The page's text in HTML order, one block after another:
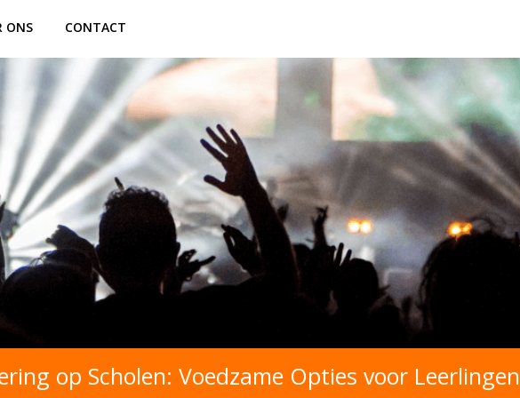
ONS CONTACT
op Scholen: Voedzame Opties voor Leerlingen